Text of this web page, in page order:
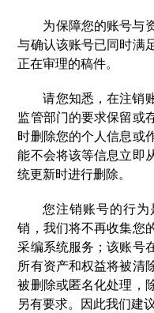
为保障您的账号与
与确认该账号已同时满
正在审理的稿件。
请您知悉，在注销
监管部门的要求保留或
时删除您的个人信息或
能不会将该等信息立即
统更新时进行删除。
您注销账号的行
销，我们将不再收集您
采编系统服务；该账号
所有资产和权益将被清
被删除或匿名化处理，
另有要求。因此我们建